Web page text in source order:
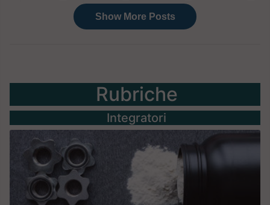
Rubriche
Integratori